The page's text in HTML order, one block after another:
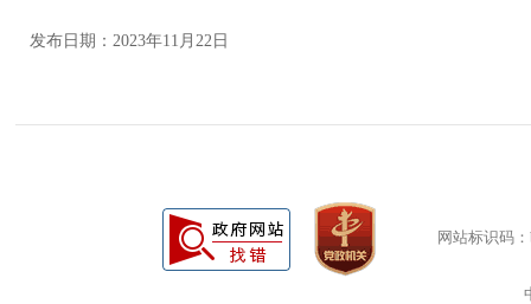
发布日期：2023年11月22日
网站标识码